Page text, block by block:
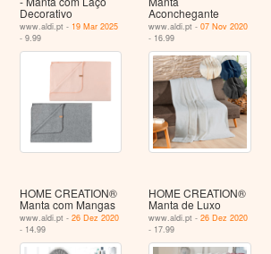
Decorativo
www.aldi.pt - 19 Mar 2025
- 9.99
Aconchegante
www.aldi.pt -07 Nov 2020
- 16.99
HOME CREATION®
Manta com Mangas
www.aldi.pt - 26 Dez 2020
- 14.99
HOME CREATION®
Manta de Luxo
www.aldi.pt -26 Dez 2020
- 17.99